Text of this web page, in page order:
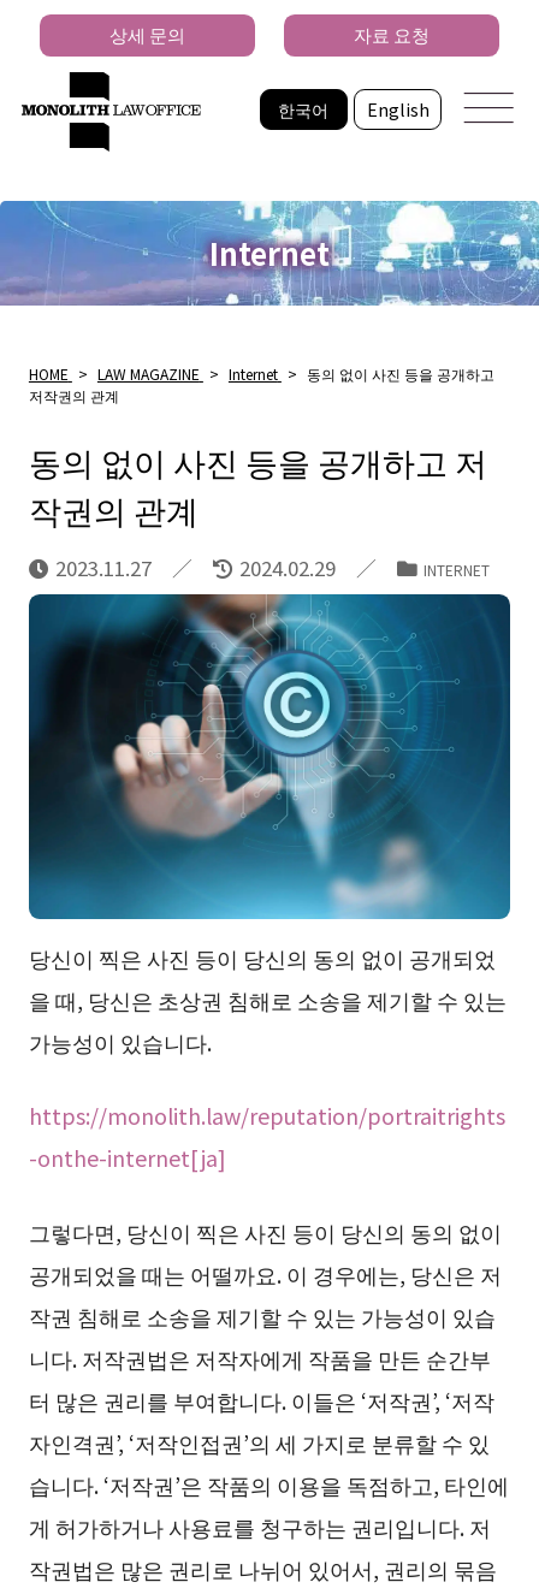
한국어 English
상세 문의 자료 요청
Internet
HOME > LAW MAGAZINE > Internet > 동의 없이 사진 등을 공개하고
저작권의 관계
동의 없이 사진 등을 공개하고 저
작권의 관계
2023.11.27 2024.02.29 INTERNET
당신이 찍은 사진 등이 당신의 동의 없이 공개되었
을 때, 당신은 초상권 침해로 소송을 제기할 수 있는
가능성이 있습니다.
https://monolith.law/reputation/portraitrights
-onthe-internet[ja]
그렇다면, 당신이 찍은 사진 등이 당신의 동의 없이
공개되었을 때는 어떨까요. 이 경우에는, 당신은 저
작권 침해로 소송을 제기할 수 있는 가능성이 있습
니다. 저작권법은 저작자에게 작품을 만든 순간부
터 많은 권리를 부여합니다. 이들은 ‘저작권’, ‘저작
자인격권’, ‘저작인접권’의 세 가지로 분류할 수 있
습니다. ‘저작권’은 작품의 이용을 독점하고, 타인에
게 허가하거나 사용료를 청구하는 권리입니다. 저
작권법은 많은 권리로 나뉘어 있어서, 권리의 묶음